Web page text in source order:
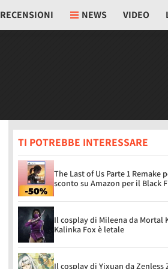
RECENSIONI NEWS VIDEO
TI POTREBBE INTERESSARE
The Last of Us Parte 1 Remake
sconto su Amazon per il Black
Il cosplay di Mileena da Mortal
Kalinka Fox è letale
Il cosplay di Yixuan da Zenless